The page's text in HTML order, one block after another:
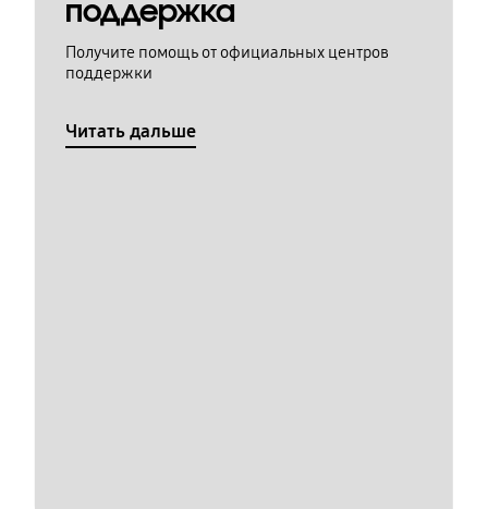
поддержка
Получите помощь от официальных центров
поддержки
Читать дальше